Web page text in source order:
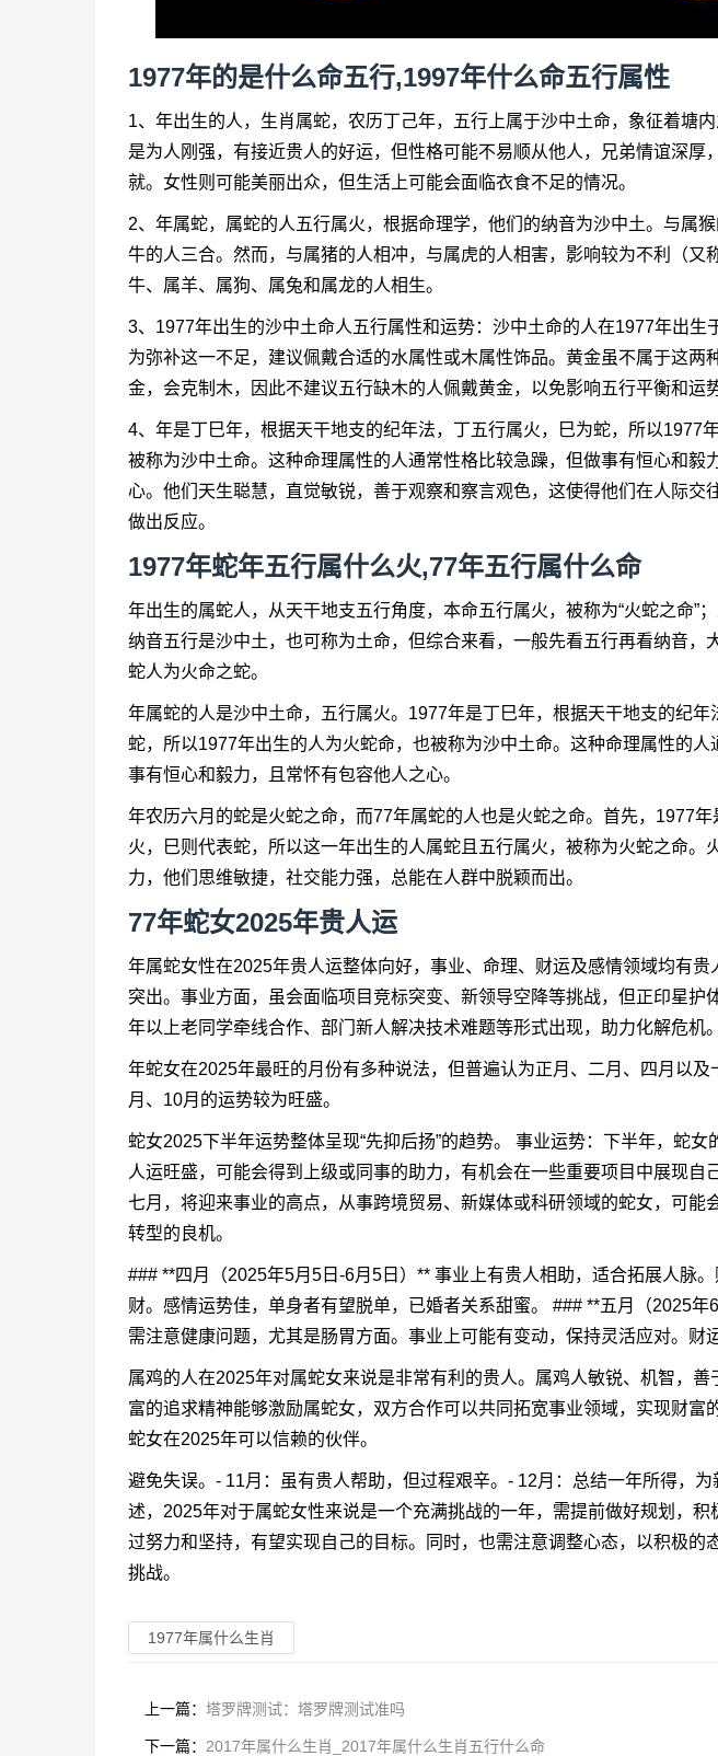
1977年的是什么命五行,1997年什么命五行属性
1、年出生的人，生肖属蛇，农历丁己年，五行上属于沙中土命，象征着塘
是为人刚强，有接近贵人的好运，但性格可能不易顺从他人，兄弟情谊深厚
就。女性则可能美丽出众，但生活上可能会面临衣食不足的情况。
2、年属蛇，属蛇的人五行属火，根据命理学，他们的纳音为沙中土。与属
牛的人三合。然而，与属猪的人相冲，与属虎的人相害，影响较为不利（又
牛、属羊、属狗、属兔和属龙的人相生。
3、1977年出生的沙中土命人五行属性和运势：沙中土命的人在1977年出生
为弥补这一不足，建议佩戴合适的水属性或木属性饰品。黄金虽不属于这两
金，会克制木，因此不建议五行缺木的人佩戴黄金，以免影响五行平衡和运势
4、年是丁巳年，根据天干地支的纪年法，丁五行属火，巳为蛇，所以1977
被称为沙中土命。这种命理属性的人通常性格比较急躁，但做事有恒心和毅
心。他们天生聪慧，直觉敏锐，善于观察和察言观色，这使得他们在人际交
做出反应。
1977年蛇年五行属什么火,77年五行属什么命
年出生的属蛇人，从天干地支五行角度，本命五行属火，被称为“火蛇之命”
纳音五行是沙中土，也可称为土命，但综合来看，一般先看五行再看纳音，
蛇人为火命之蛇。
年属蛇的人是沙中土命，五行属火。1977年是丁巳年，根据天干地支的纪年
蛇，所以1977年出生的人为火蛇命，也被称为沙中土命。这种命理属性的人
事有恒心和毅力，且常怀有包容他人之心。
年农历六月的蛇是火蛇之命，而77年属蛇的人也是火蛇之命。首先，1977
火，巳则代表蛇，所以这一年出生的人属蛇且五行属火，被称为火蛇之命。
力，他们思维敏捷，社交能力强，总能在人群中脱颖而出。
77年蛇女2025年贵人运
年属蛇女性在2025年贵人运整体向好，事业、命理、财运及感情领域均有贵
突出。事业方面，虽会面临项目竞标突变、新领导空降等挑战，但正印星护
年以上老同学牵线合作、部门新人解决技术难题等形式出现，助力化解危机。
年蛇女在2025年最旺的月份有多种说法，但普遍认为正月、二月、四月以及
月、10月的运势较为旺盛。
蛇女2025下半年运势整体呈现“先抑后扬”的趋势。 事业运势：下半年，蛇女
人运旺盛，可能会得到上级或同事的助力，有机会在一些重要项目中展现自
七月，将迎来事业的高点，从事跨境贸易、新媒体或科研领域的蛇女，可能
转型的良机。
### **四月（2025年5月5日-6月5日）** 事业上有贵人相助，适合拓展人脉
财。感情运势佳，单身者有望脱单，已婚者关系甜蜜。 ### **五月（2025年
需注意健康问题，尤其是肠胃方面。事业上可能有变动，保持灵活应对。财
属鸡的人在2025年对属蛇女来说是非常有利的贵人。属鸡人敏锐、机智，善
富的追求精神能够激励属蛇女，双方合作可以共同拓宽事业领域，实现财富
蛇女在2025年可以信赖的伙伴。
避免失误。- 11月：虽有贵人帮助，但过程艰辛。- 12月：总结一年所得，
述，2025年对于属蛇女性来说是一个充满挑战的一年，需提前做好规划，积
过努力和坚持，有望实现自己的目标。同时，也需注意调整心态，以积极的
挑战。
1977年属什么生肖
上一篇： 塔罗牌测试：塔罗牌测试准吗
下一篇： 2017年属什么生肖_2017年属什么生肖五行什么命